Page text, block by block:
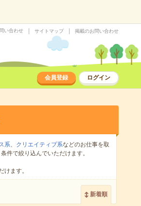
い合わせ サイトマップ 掲載のお問い合わせ
会員登録 ログイン
系、 クリエイティブ系などのお仕事を取
件で絞り込んでいただけます。
ます。
新着順